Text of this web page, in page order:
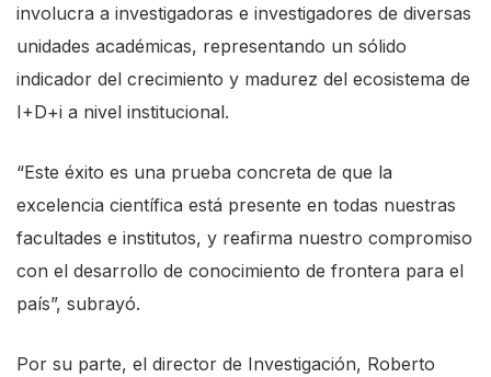
involucra a investigadoras e investigadores de diversas
unidades académicas, representando un sólido
indicador del crecimiento y madurez del ecosistema de
I+D+i a nivel institucional.
“Este éxito es una prueba concreta de que la
excelencia científica está presente en todas nuestras
facultades e institutos, y reafirma nuestro compromiso
con el desarrollo de conocimiento de frontera para el
país”, subrayó.
Por su parte, el director de Investigación, Roberto